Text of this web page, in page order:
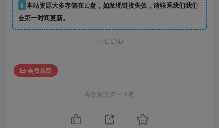
6 本站资源大多存储在云盘，如发现链接失效，请联系我们我们
会第一时间更新。
THE END
会员免费
喜欢就支持一下吧